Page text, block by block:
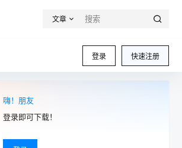
文章
登录 快速注册
嗨！朋友
登录即可下载！